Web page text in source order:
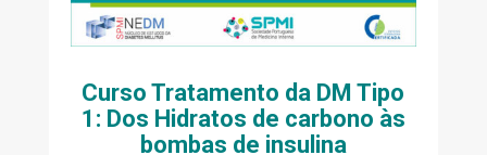
Curso Tratamento da DM Tipo
1: Dos Hidratos de carbono às
bombas de insulina